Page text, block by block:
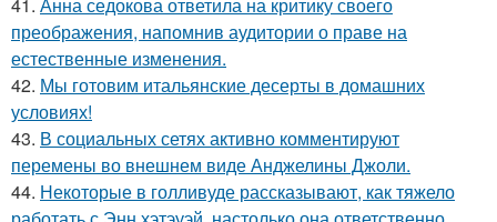
преображения, напомнив аудитории о праве на
естественные изменения.
42. Мы готовим итальянские десерты в домашних
условиях!
43. В социальных сетях активно комментируют
перемены во внешнем виде Анджелины Джоли.
44. Некоторые в голливуде рассказывают, как тяжело